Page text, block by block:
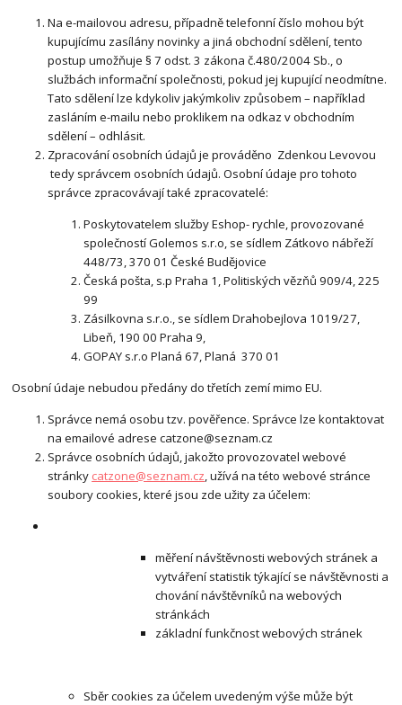
Na e-mailovou adresu, případně telefonní číslo mohou být
kupujícímu zasílány novinky a jiná obchodní sdělení, tento
postup umožňuje § 7 odst. 3 zákona č.480/2004 Sb., o
službách informační společnosti, pokud jej kupující neodmítne.
Tato sdělení lze kdykoliv jakýmkoliv způsobem – například
zasláním e-mailu nebo proklikem na odkaz v obchodním
sdělení – odhlásit.
Zpracování osobních údajů je prováděno Zdenkou Levovou
tedy správcem osobních údajů. Osobní údaje pro tohoto
správce zpracovávají také zpracovatelé:
Poskytovatelem služby Eshop- rychle, provozované
společností Golemos s.r.o, se sídlem Zátkovo nábřeží
448/73, 370 01 České Budějovice
Česká pošta, s.p Praha 1, Politiských vězňů 909/4, 225
99
Zásilkovna s.r.o., se sídlem Drahobejlova 1019/27,
Libeň, 190 00 Praha 9,
GOPAY s.r.o Planá 67, Planá 370 01
Osobní údaje nebudou předány do třetích zemí mimo EU.
Správce nemá osobu tzv. pověřence. Správce lze kontaktovat
na emailové adrese catzone@seznam.cz
Správce osobních údajů, jakožto provozovatel webové
stránky catzone@seznam.cz, užívá na této webové stránce
soubory cookies, které jsou zde užity za účelem:
měření návštěvnosti webových stránek a
vytváření statistik týkající se návštěvnosti a
chování návštěvníků na webových
stránkách
základní funkčnost webových stránek
Sběr cookies za účelem uvedeným výše může být